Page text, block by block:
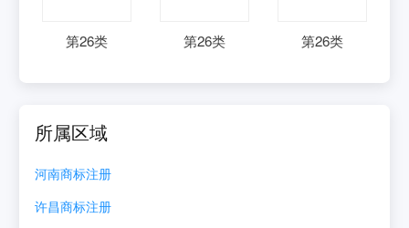
第26类 第26类 第26类
所属区域
河南商标注册
许昌商标注册